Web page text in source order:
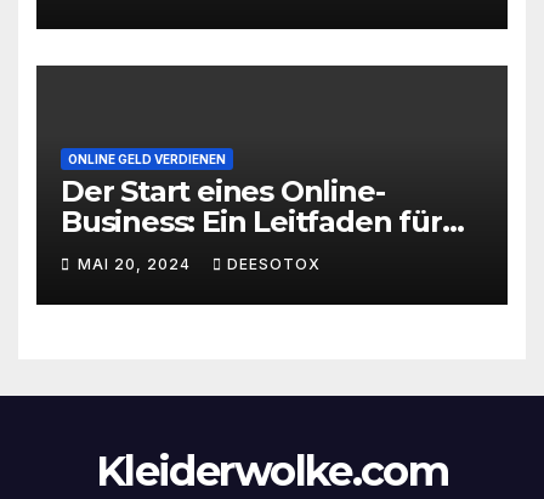
ONLINE GELD VERDIENEN
Der Start eines Online-
Business: Ein Leitfaden für
den erfolgreichen Einstieg
MAI 20, 2024 DEESOTOX
Kleiderwolke.com